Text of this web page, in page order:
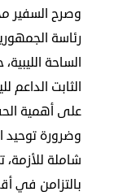
الكويت
شاركنا
وصرح السفير
رئاسة
الساحة
الثابت الداعم
على أهمية
وضرورة
شاملة للأزمة،
بالتزامن في